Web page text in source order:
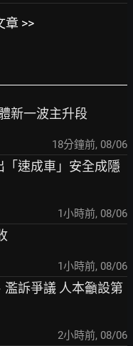
章 >>
新一波主升段
18分鐘前, 08/06
「速成車」安全成隱
1小時前, 08/06
1小時前, 08/06
濫訴爭議 人本籲設第
2小時前, 08/06